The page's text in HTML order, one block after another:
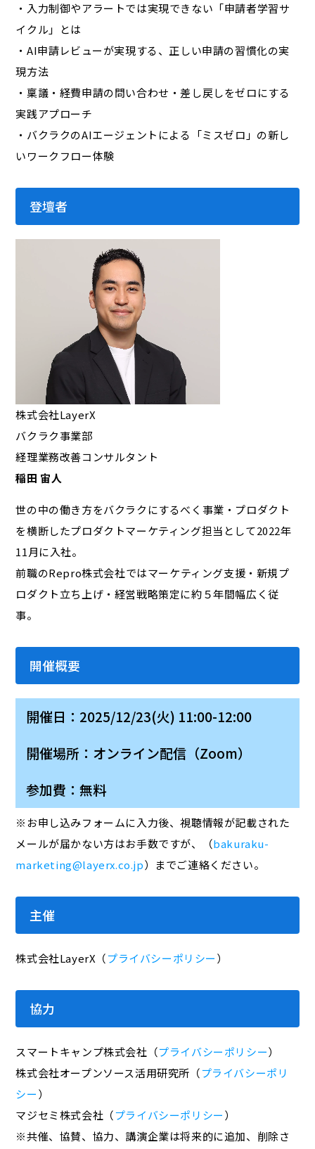
・入力制御やアラートでは実現できない「申請者学習サ
イクル」とは
・AI申請レビューが実現する、正しい申請の習慣化の実
現方法
・稟議・経費申請の問い合わせ・差し戻しをゼロにする
実践アプローチ
・バクラクのAIエージェントによる「ミスゼロ」の新し
いワークフロー体験
登壇者
株式会社LayerX
バクラク事業部
経理業務改善コンサルタント
稲田 宙人
世の中の働き方をバクラク にするべく事業・プロダクト
を横断したプロダクトマーケティング担当として2022年
11月に入社。
前職のRepro株式会社ではマーケティング支援・新規プ
ロダクト立ち上げ・経営戦略策定に約５年間幅広く従
事。
開催概要
開催日：2025/12/23(火) 11:00-12:00
開催場所：オンライン配信（Zoom）
参加費：無料
※お申し込みフォームに入力後、視聴情報が記載された
メールが届かない方はお手数ですが、（bakuraku-
marketing@layerx.co.jp）までご連絡ください。
主催
株式会社LayerX（プライバシーポリシー）
協力
スマートキャンプ株式会社（プライバシーポリシー）
株式会社オープンソース活用研究所（プライバシーポリ
シー）
マジセミ株式会社（プライバシーポリシー）
※共催、協賛、協力、講演企業は将来的に追加、削除さ